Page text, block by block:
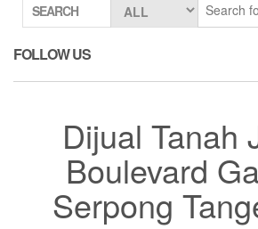
SEARCH
FOLLOW US
Dijual Tanah
Boulevard
Serpong